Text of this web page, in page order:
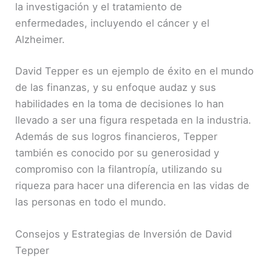
la investigación y el tratamiento de
enfermedades, incluyendo el cáncer y el
Alzheimer.
David Tepper es un ejemplo de éxito en el mundo
de las finanzas, y su enfoque audaz y sus
habilidades en la toma de decisiones lo han
llevado a ser una figura respetada en la industria.
Además de sus logros financieros, Tepper
también es conocido por su generosidad y
compromiso con la filantropía, utilizando su
riqueza para hacer una diferencia en las vidas de
las personas en todo el mundo.
Consejos y Estrategias de Inversión de David
Tepper